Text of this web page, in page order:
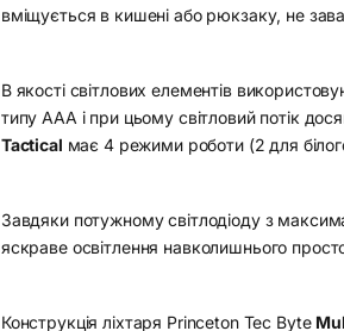
вміщується в кишені або рюкзаку, не
В якості світлових елементів
типу AAA і при цьому світловий потік
Tactical має 4 режими роботи (2 для
Завдяки потужному світлодіоду з
яскраве освітлення навколишнього
Конструкція ліхтаря Princeton Tec Byte